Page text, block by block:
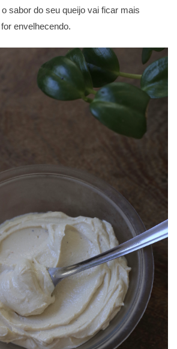
sabor do seu queijo vai ficar mais
envelhecendo.